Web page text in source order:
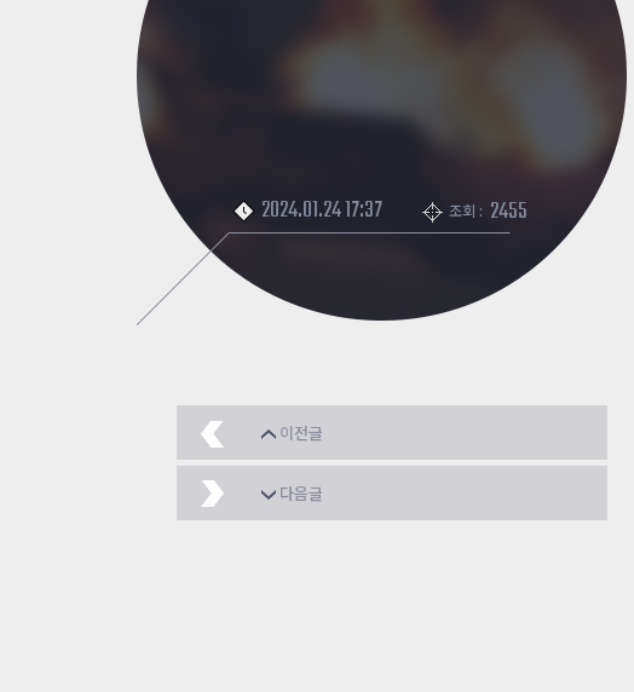
카스온라인TV
2024.01.24 17:37 조회 : 2455
이전글
처음으로 맵 만들어 보았습니다
다음글